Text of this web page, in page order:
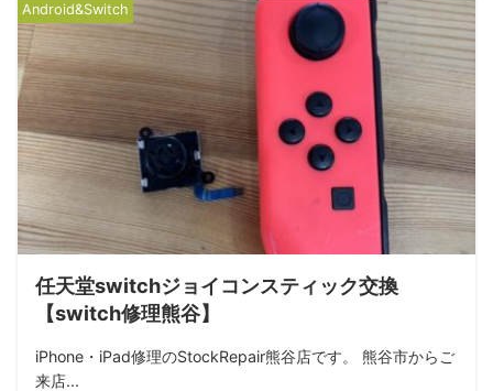
Android&Switch
任天堂switchジョイコンスティック交換
【switch修理熊谷】
iPhone・iPad修理のStockRepair熊谷店です。 熊谷市からご
来店...